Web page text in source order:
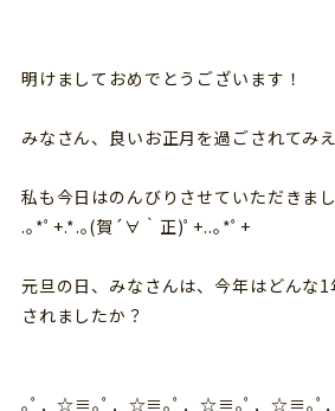
明けましておめでとうございます！
みなさん、良いお正月を過ごされてみ
私も今日はのんびりさせていただきま
.｡*ﾟ+.*.｡(賀´∀｀正)ﾟ+..｡*ﾟ+
元旦の日、みなさんは、今年はどんな
されましたか？
｡ﾟ．☆≡｡ﾟ．☆≡｡ﾟ．☆≡｡ﾟ．☆≡｡ﾟ